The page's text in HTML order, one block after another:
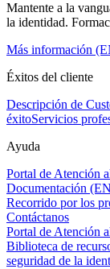
Mantente a la
la identidad.
Más información
Éxitos del cliente
Descripción de
éxitoServicios
Ayuda
Portal de Atención
Documentación
Recorrido por los
Contáctanos
Portal de Atención
Biblioteca de
seguridad de la